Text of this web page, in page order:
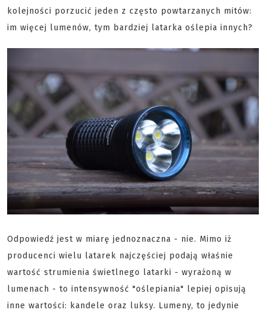
kolejności porzucić jeden z często powtarzanych mitów:
im więcej lumenów, tym bardziej latarka oślepia innych?
Odpowiedź jest w miarę jednoznaczna - nie. Mimo iż
producenci wielu latarek najczęściej podają właśnie
wartość strumienia świetlnego latarki - wyrażoną w
lumenach - to intensywność "oślepiania" lepiej opisują
inne wartości: kandele oraz luksy. Lumeny, to jedynie